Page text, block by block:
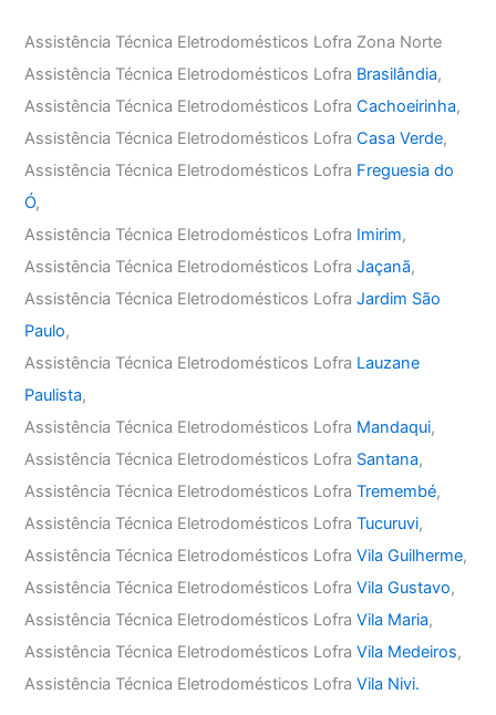
Assistência Técnica Eletrodomésticos Lofra Zona Norte
Assistência Técnica Eletrodomésticos Lofra Brasilândia,
Assistência Técnica Eletrodomésticos LofraCachoeirinha,
Assistência Técnica Eletrodomésticos LofraCasa Verde,
Assistência Técnica Eletrodomésticos Lofra Freguesia do
Ó,
Assistência Técnica Eletrodomésticos Lofra Imirim,
Assistência Técnica Eletrodomésticos LofraJaçanã,
Assistência Técnica Eletrodomésticos LofraJardim São
Paulo,
Assistência Técnica Eletrodomésticos Lofra Lauzane
Paulista,
Assistência Técnica Eletrodomésticos Lofra Mandaqui,
Assistência Técnica Eletrodomésticos Lofra Santana,
Assistência Técnica Eletrodomésticos LofraTremembé,
Assistência Técnica Eletrodomésticos LofraTucuruvi,
Assistência Técnica Eletrodomésticos LofraVila Guilherme,
Assistência Técnica Eletrodomésticos LofraVila Gustavo,
Assistência Técnica Eletrodomésticos LofraVila Maria,
Assistência Técnica Eletrodomésticos LofraVila Medeiros,
Assistência Técnica Eletrodomésticos LofraVila Nivi.